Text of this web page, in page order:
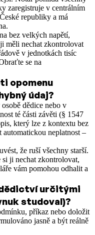
zaregistruje v centrálním
republiky a má
bez velkých napětí,
měli nechat zkontrolovat
v jednotkách tisíc
se na
opomenu
údaj?
dědice nebo v
té části závěti (§ 1547
který lze z kontextu bez
automatickou neplatnost –
že ruší všechny starší.
si ji nechat zkontrolovat,
vám pomohou odhalit a
určitými
studoval)?
příkaz nebo doložit
jasně a být reálně